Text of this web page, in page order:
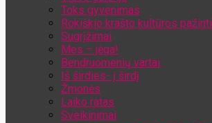
Toks gyvenimas
Rokiškio krašto kultūros
Sugrįžimai
Mes – jėga!
Bendruomenių vartai
Iš širdies- į širdį
Žmonės
Laiko ratas
Sveikinimai